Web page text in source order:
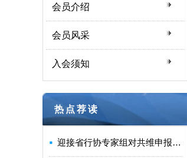
会员介绍
会员风采
入会须知
热点荐读
迎接省行协专家组对共维申报“省优”机房进行检查、评估